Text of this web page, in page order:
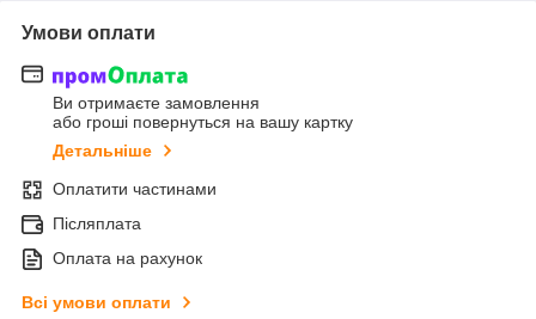
Умови оплати
Ви отримаєте замовлення
або гроші повернуться на вашу картку
Детальніше
Оплатити частинами
Післяплата
Оплата на рахунок
Всі умови оплати